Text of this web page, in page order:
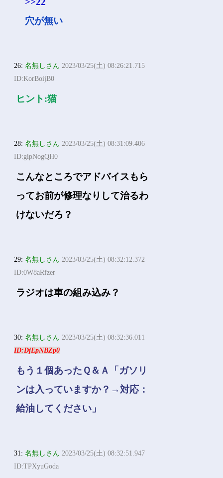
穴が無い
26:名無しさん 2023/03/25(土) 08:26:21.715
ID:KorBoijB0
ヒント:猫
28:名無しさん 2023/03/25(土) 08:31:09.406
ID:gipNogQH0
こんなところでアドバイスもら
ってお前が修理なりして治るわ
けないだろ？
29:名無しさん 2023/03/25(土) 08:32:12.372
ID:0W8aRfzer
ラジオは車の組み込み？
30:名無しさん 2023/03/25(土) 08:32:36.011
ID:DjEpNBZp0
もう１個あったＱ＆Ａ「ガソリ
ンは入っていますか？→対応：
給油してください」
31:名無しさん 2023/03/25(土) 08:32:51.947
ID:TPXyuGoda